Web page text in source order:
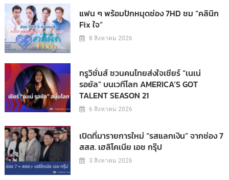
แฟน ๆ พร้อมปักหมุดช่อง 7HD ชม “คลินิก
Fix ใจ”
8 สิงหาคม 2026
ทรูวิชั่นส์ ชวนคนไทยส่งใจเชียร์ “เนเน่
รอยัล” บนเวทีโลก AMERICA’S GOT
TALENT SEASON 21
6 สิงหาคม 2026
เปิดที่มารายการใหม่ “รสแลกเงิน” จากช่อง 7
สสส. เฮลิโคเนีย เอช กรุ๊ป
3 สิงหาคม 2026